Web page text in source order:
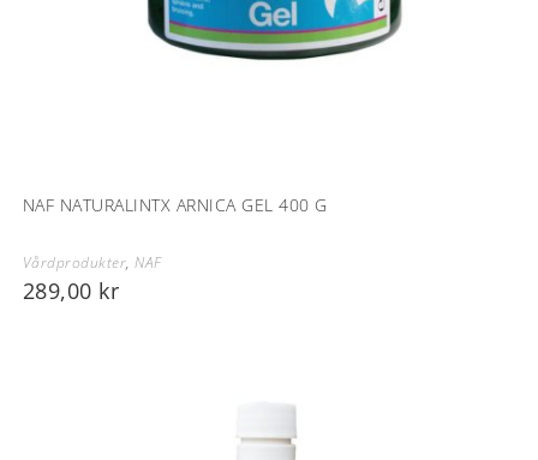
NAF NATURALINTX ARNICA GEL 400 G
Vårdprodukter,NAF
289,00 kr